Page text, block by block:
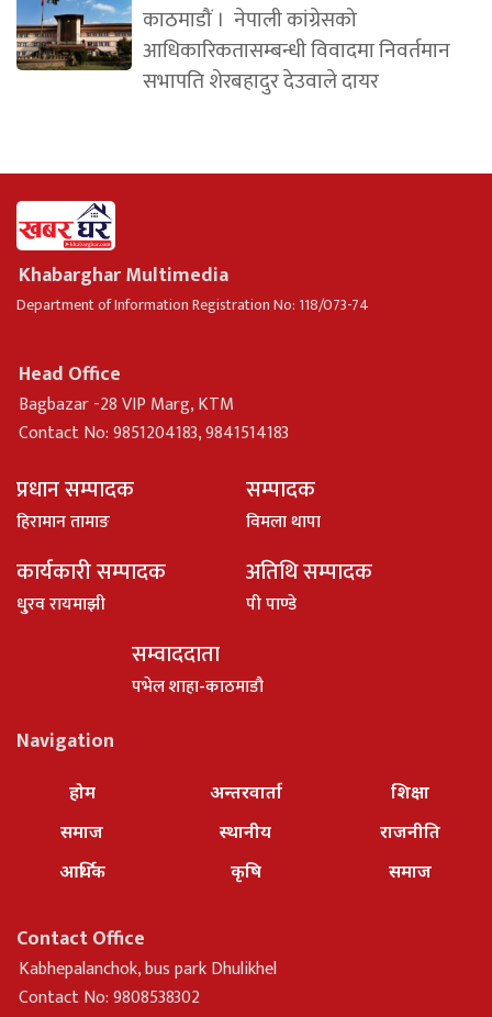
काठमाडौं । नेपाली कांग्रेसको
आधिकारिकतासम्बन्धी विवादमा निवर्तमान
सभापति शेरबहादुर देउवाले दायर
Khabarghar Multimedia
Department of Information Registration No: 118/073-74
Head Office
Bagbazar -28 VIP Marg, KTM
Contact No: 9851204183, 9841514183
प्रधान सम्पादक
हिरामान तामाङ
सम्पादक
विमला थापा
कार्यकारी सम्पादक
धु्रव रायमाझी
अतिथि सम्पादक
पी पाण्डे
सम्वाददाता
पभेल शाहा-काठमाडौ
Navigation
होम
समाज
आर्थिक
अन्तरवार्ता
स्थानीय
कृषि
शिक्षा
राजनीति
समाज
Contact Office
Kabhepalanchok, bus park Dhulikhel
Contact No: 9808538302